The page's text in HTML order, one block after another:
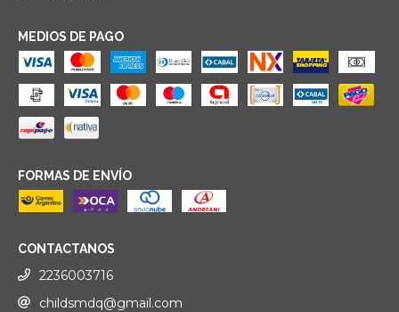
MEDIOS DE PAGO
FORMAS DE ENVÍO
CONTACTANOS
2236003716
childsmdq@gmail.com